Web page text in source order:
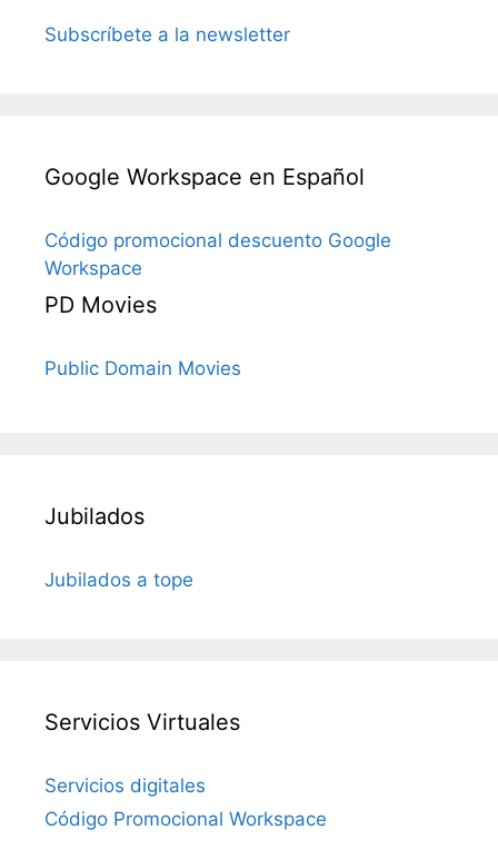
Subscríbete a la newsletter
Google Workspace en Español
Código promocional descuento Google
Workspace
PD Movies
Public Domain Movies
Jubilados
Jubilados a tope
Servicios Virtuales
Servicios digitales
Código Promocional Workspace